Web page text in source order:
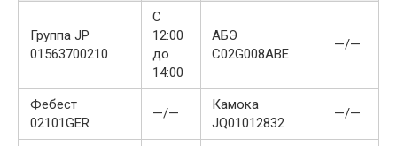
Группа JP
01563700210
С
12:00
до
14:00
АБЭ
C02G008ABE
—/—
Фебест
02101GER
—/—
Камока
JQ01012832
—/—